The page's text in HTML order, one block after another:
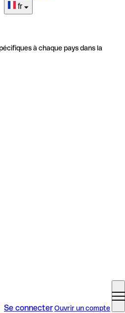
fr
à chaque pays dans la
Se connecterOuvrir un compte